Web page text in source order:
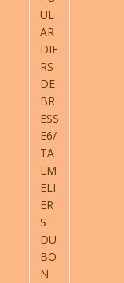
UL
AR
DIE
RS
DE
BR
ESS
E6/
TA
LM
ELI
ER
S
DU
BO
N